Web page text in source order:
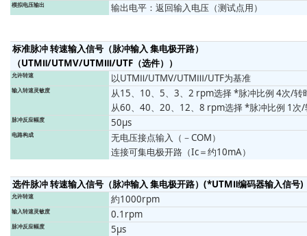
模拟电压输出 输出电平：返回输入电压（测试点用）
标准脉冲 转速输入信号（脉冲输入 集电极开路）
（UTMⅡ/UTMV/UTMⅢ/UTF（选件））
允许转速 以UTMⅡ/UTMV/UTMⅢ/UTF为基准
输入转速灵敏度
从15、10、5、3、2 rpm选择 *脉冲比例 4次/转
从60、40、20、12、8 rpm选择 *脉冲比例 1次/
脉冲反应幅度 50μs
电路构成
无电压接点输入（－COM）
连接可集电极开路（Ic＝约10mA）
选件脉冲 转速输入信号（脉冲输入 集电极开路）(*UTMⅡ编码器输入信号)
允许转速 約1000rpm
输入转速灵敏度 0.1rpm
脉冲反应幅度 5μs